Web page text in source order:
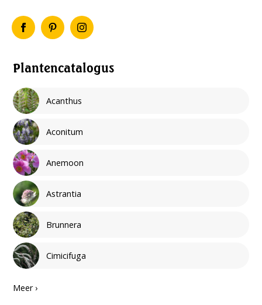
Plantencatalogus
Acanthus
Aconitum
Anemoon
Astrantia
Brunnera
Cimicifuga
Meer ›